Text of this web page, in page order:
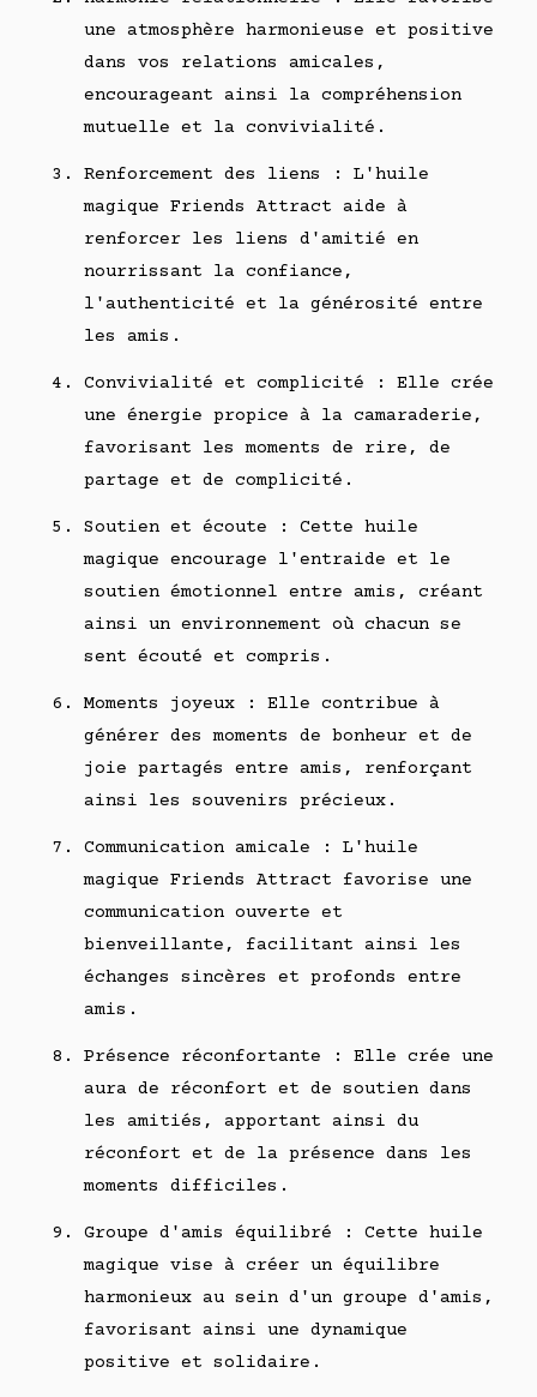
une atmosphère harmonieuse et positive
dans vos relations amicales,
encourageant ainsi la compréhension
mutuelle et la convivialité.
Renforcement des liens : L'huile
magique Friends Attract aide à
renforcer les liens d'amitié en
nourrissant la confiance,
l'authenticité et la générosité entre
les amis.
Convivialité et complicité : Elle crée
une énergie propice à la camaraderie,
favorisant les moments de rire, de
partage et de complicité.
Soutien et écoute : Cette huile
magique encourage l'entraide et le
soutien émotionnel entre amis, créant
ainsi un environnement où chacun se
sent écouté et compris.
Moments joyeux : Elle contribue à
générer des moments de bonheur et de
joie partagés entre amis, renforçant
ainsi les souvenirs précieux.
Communication amicale : L'huile
magique Friends Attract favorise une
communication ouverte et
bienveillante, facilitant ainsi les
échanges sincères et profonds entre
amis.
Présence réconfortante : Elle crée une
aura de réconfort et de soutien dans
les amitiés, apportant ainsi du
réconfort et de la présence dans les
moments difficiles.
Groupe d'amis équilibré : Cette huile
magique vise à créer un équilibre
harmonieux au sein d'un groupe d'amis,
favorisant ainsi une dynamique
positive et solidaire.